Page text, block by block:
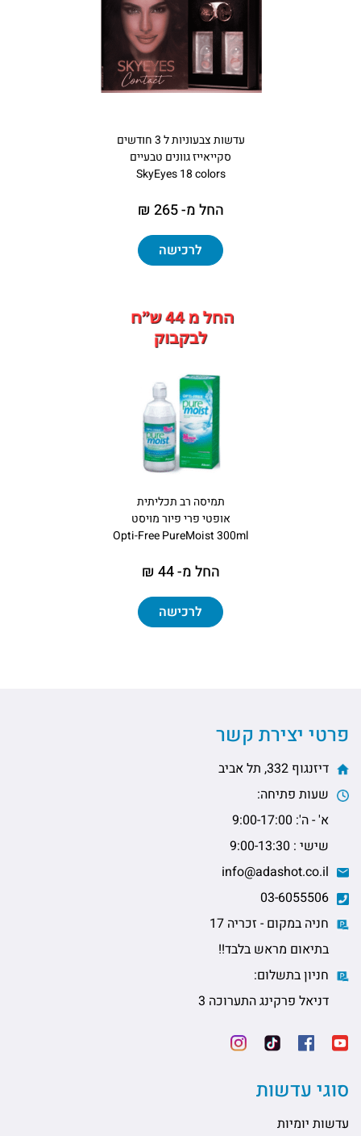
עדשות צבעוניות ל 3 חודשים
סקייאייז גוונים טבעיים
SkyEyes 18 colors
החל מ- 265 ₪
לרכישה
תמיסה רב תכליתית
אופטי פרי פיור מויסט
Opti-Free PureMoist 300ml
החל מ- 44 ₪
לרכישה
פרטי יצירת קשר
דיזנגוף 332, תל אביב
שעות פתיחה:
א' - ה': 9:00-17:00
שישי : 9:00-13:30
חניה במקום - זכריה 17
בתיאום מראש בלבד!!
חניון בתשלום:
דניאל פרקינג התערוכה 3
סוגי עדשות
עדשות יומיות